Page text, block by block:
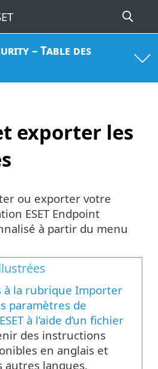
– Table des
exporter les
ou exporter votre
ESET Endpoint
à partir du menu
à la rubrique Importer
paramètres de
à l’aide d’un fichier
des instructions
en anglais et
autres langues.